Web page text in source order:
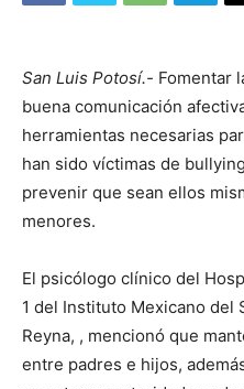
San Luis Potosí.- Fomentar
buena comunicación
herramientas necesarias
han sido víctimas de
prevenir que sean ellos
menores.
El psicólogo clínico del
1 del Instituto Mexicano del
Reyna, , mencionó que
entre padres e hijos,